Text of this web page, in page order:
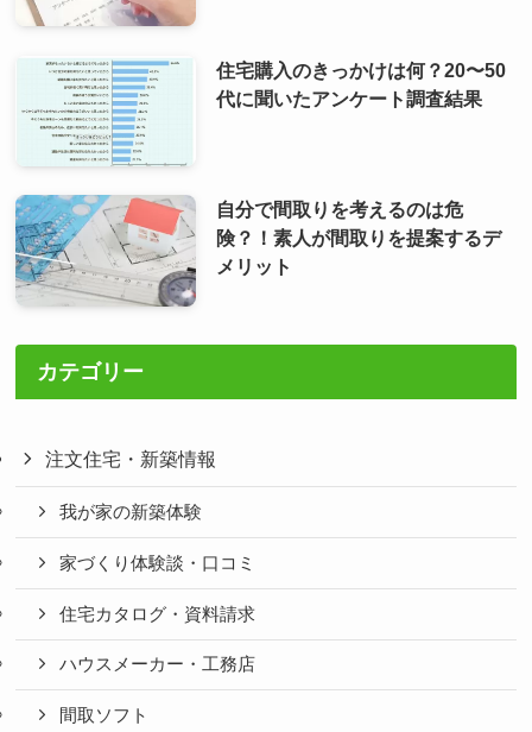
住宅購入のきっかけは何？20〜50
代に聞いたアンケート調査結果
自分で間取りを考えるのは危
険？！素人が間取りを提案するデ
メリット
カテゴリー
注文住宅・新築情報
我が家の新築体験
家づくり体験談・口コミ
住宅カタログ・資料請求
ハウスメーカー・工務店
間取ソフト